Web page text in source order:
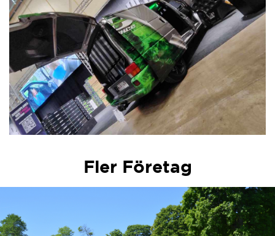
Fler Företag